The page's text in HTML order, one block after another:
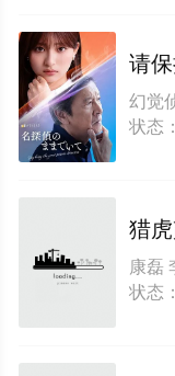
请
幻觉
状态
猎
状态